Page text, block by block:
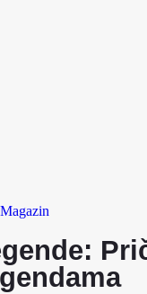
Magazin